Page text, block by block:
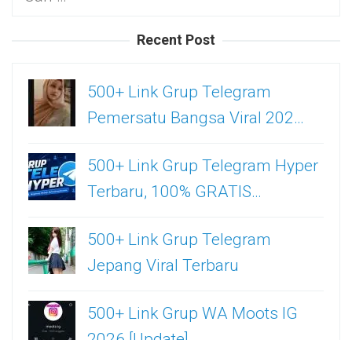
Recent Post
500+ Link Grup Telegram
Pemersatu Bangsa Viral 202…
500+ Link Grup Telegram Hyper
Terbaru, 100% GRATIS…
500+ Link Grup Telegram
Jepang Viral Terbaru
500+ Link Grup WA Moots IG